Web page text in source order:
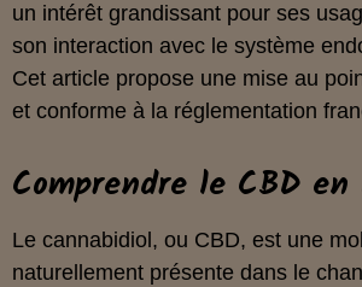
un intérêt grandissant pour ses
son interaction avec le système
Cet article propose une mise au
et conforme à la réglementation
Comprendre le CBD
Le cannabidiol, ou CBD, est une
naturellement présente dans le